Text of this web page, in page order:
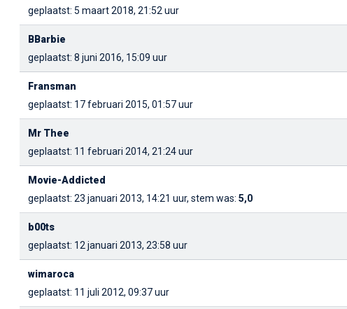
geplaatst: 5 maart 2018, 21:52 uur
BBarbie
geplaatst: 8 juni 2016, 15:09 uur
Fransman
geplaatst: 17 februari 2015, 01:57 uur
Mr Thee
geplaatst: 11 februari 2014, 21:24 uur
Movie-Addicted
geplaatst: 23 januari 2013, 14:21 uur, stem was: 5,0
b00ts
geplaatst: 12 januari 2013, 23:58 uur
wimaroca
geplaatst: 11 juli 2012, 09:37 uur